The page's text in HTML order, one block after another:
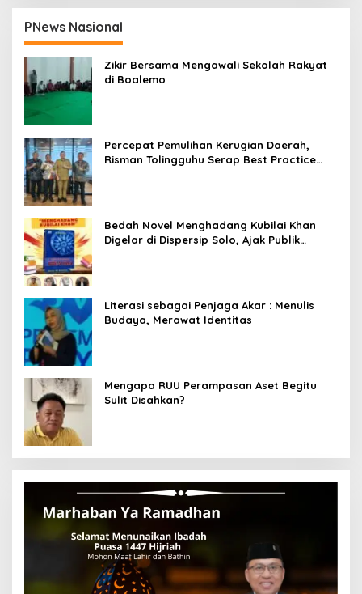
PNews Nasional
Zikir Bersama Mengawali Sekolah Rakyat
di Boalemo
Percepat Pemulihan Kerugian Daerah,
Risman Tolingguhu Serap Best Practice
Bedah Novel Menghadang Kubilai Khan
Digelar di Dispersip Solo, Ajak Publik
Literasi sebagai Penjaga Akar : Menulis
Budaya, Merawat Identitas
Mengapa RUU Perampasan Aset Begitu
Sulit Disahkan?